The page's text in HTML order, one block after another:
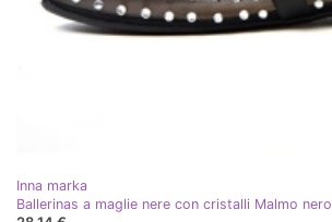
Inna marka
Ballerinas a maglie nere con cristalli Malmo nero